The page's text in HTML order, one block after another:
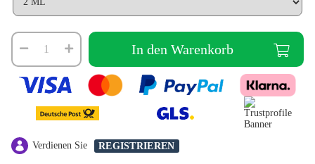
In den Warenkorb
Verdienen Sie REGISTRIEREN